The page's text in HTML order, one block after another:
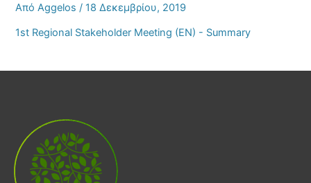
ΑπόAggelos/18 Δεκεμβρίου, 2019
1st Regional Stakeholder Meeting (EN) - Summary